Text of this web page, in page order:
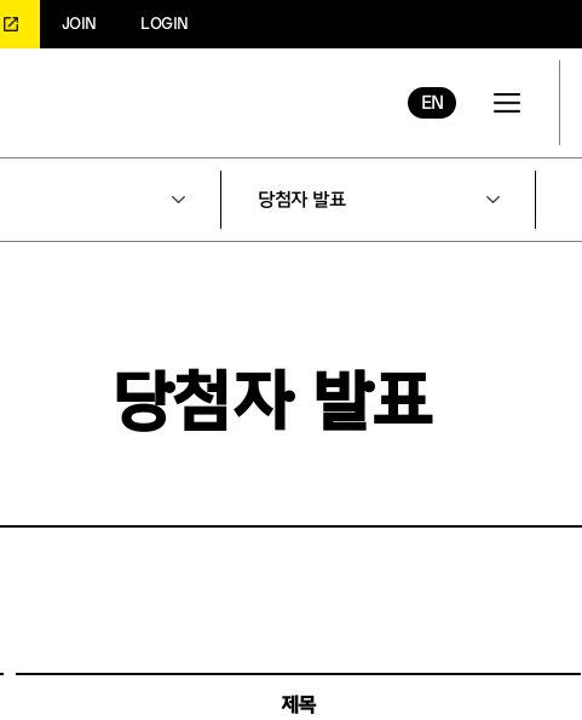
JOIN LOGIN
EN
당첨자 발표
당첨자 발표
제목